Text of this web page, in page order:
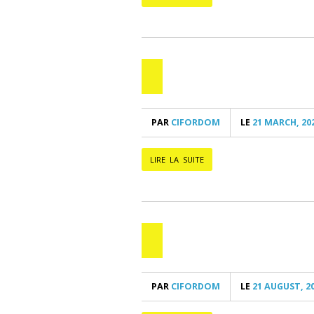
PAR CIFORDOM LE 21 MARCH,
LIRE LA SUITE
PAR CIFORDOM LE 21 AUGUST,